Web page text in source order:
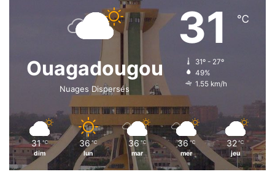
Ouagadougou
Nuages Dispersés
31 ℃
31º - 27º
49%
1.55 km/h
31 ℃
dim
36 ℃
lun
36 ℃
mar
36 ℃
mer
32 ℃
jeu